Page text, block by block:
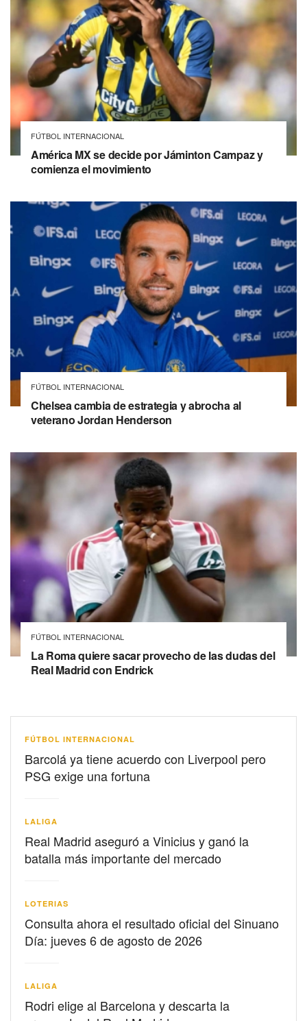
FÚTBOL INTERNACIONAL
América MX se decide por Jáminton Campaz y
comienza el movimiento
FÚTBOL INTERNACIONAL
Chelsea cambia de estrategia y abrocha al
veterano Jordan Henderson
FÚTBOL INTERNACIONAL
La Roma quiere sacar provecho de las dudas del
Real Madrid con Endrick
FÚTBOL INTERNACIONAL
Barcolá ya tiene acuerdo con Liverpool pero
PSG exige una fortuna
LALIGA
Real Madrid aseguró a Vinicius y ganó la
batalla más importante del mercado
LOTERIAS
Consulta ahora el resultado oficial del Sinuano
Día: jueves 6 de agosto de 2026
LALIGA
Rodri elige al Barcelona y descarta la